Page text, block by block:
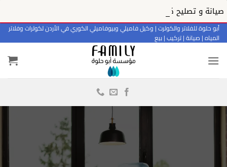
صيانة و تصليح كولر بيو فاميلي
تخطي
للمحتوى
أبو حلوة للفلاتر والكولرت | وكيل فاميلي وبيوفاميلي الكوري في الأردن لكولرات وفلاتر
المياه | صيانة | تركيب | بيع